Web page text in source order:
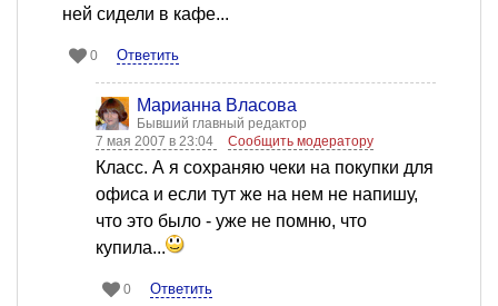
ней сидели в кафе...
0 Ответить
Марианна Власова
Бывший главный редактор
7 мая 2007 в 23:04
Сообщить модератору
Класс. А я сохраняю чеки на покупки для
офиса и если тут же на нем не напишу,
что это было - уже не помню, что
купила...
0 Ответить